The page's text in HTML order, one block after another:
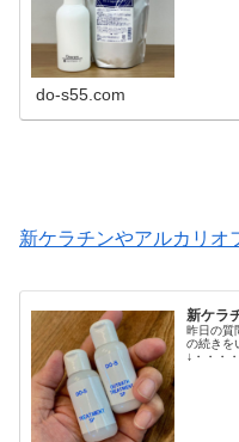
do-s55.com
新ケラチンやアルカリオ
新ケラ
昨日の質
の続きを
↓・・・